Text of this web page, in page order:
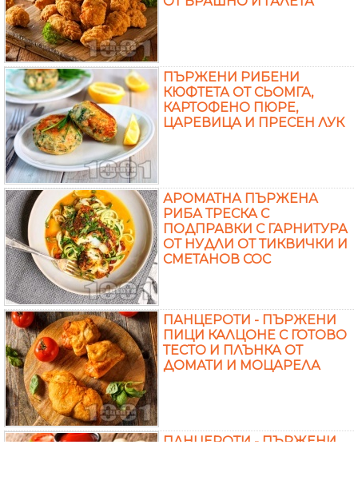
ПЪРЖЕНИ РИБЕНИ
КЮФТЕТА ОТ СЬОМГА,
КАРТОФЕНО ПЮРЕ,
ЦАРЕВИЦА И ПРЕСЕН ЛУК
АРОМАТНА ПЪРЖЕНА
РИБА ТРЕСКА С
ПОДПРАВКИ С ГАРНИТУРА
ОТ НУДЛИ ОТ ТИКВИЧКИ И
СМЕТАНОВ СОС
ПАНЦЕРОТИ - ПЪРЖЕНИ
ПИЦИ КАЛЦОНЕ С ГОТОВО
ТЕСТО И ПЛЪНКА ОТ
ДОМАТИ И МОЦАРЕЛА
ПАНЦЕРОТИ - ПЪРЖЕНИ